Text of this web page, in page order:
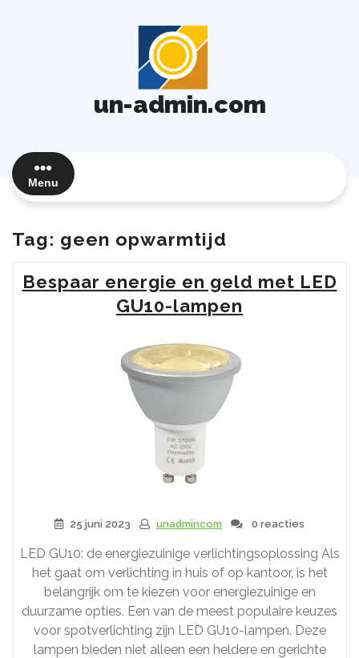
un-admin.com
Menu
Tag: geen opwarmtijd
Bespaar energie en geld met LED
GU10-lampen
25 juni 2023 unadmincom 0 reacties
LED GU10: de energiezuinige verlichtingsoplossing Als
het gaat om verlichting in huis of op kantoor, is het
belangrijk om te kiezen voor energiezuinige en
duurzame opties. Een van de meest populaire keuzes
voor spotverlichting zijn LED GU10-lampen. Deze
lampen bieden niet alleen een heldere en gerichte